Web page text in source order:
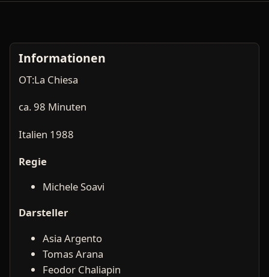
Informationen
OT:La Chiesa
ca. 98 Minuten
Italien 1988
Regie
Michele Soavi
Darsteller
Asia Argento
Tomas Arana
Feodor Chaliapin